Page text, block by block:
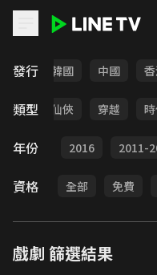
發行
日本 韓國 中國
類型
療癒 仙俠 穿越
年份
2017 2016 2011-
資格 全部 免費
戲劇 篩選結果